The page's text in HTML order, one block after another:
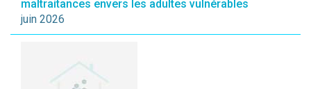
maltraitances envers les adultes vulnérables
juin 2026